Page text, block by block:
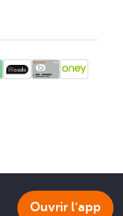
Ouvrir l'app